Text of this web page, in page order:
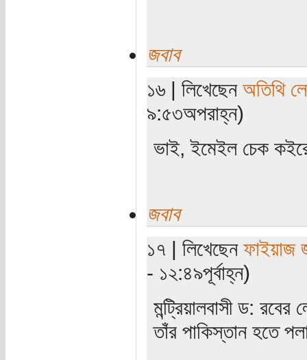
জবাব
১৬ | লিখেছেন অতিথি
৯:৫৩অপরাহ্ন)
ভাই, ইমেইল চেক
জবাব
১৭ | লিখেছেন ফাইয়াজ
- ১২:৪৯পূর্বাহ্ন)
মন্ট্রিয়ালবাসী ড:
তাঁর পাকিস্তান হতে